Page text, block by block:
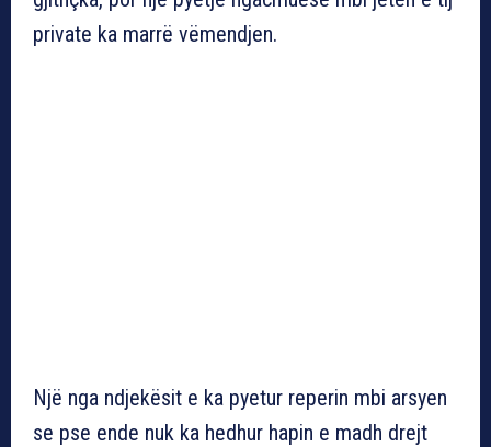
private ka marrë vëmendjen.
Një nga ndjekësit e ka pyetur reperin mbi arsyen
se pse ende nuk ka hedhur hapin e madh drejt